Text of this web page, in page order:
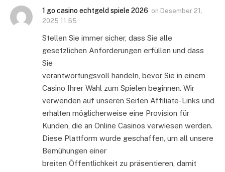
1 go casino echtgeld spiele 2026 on Desember 21,
2025 11:55
Stellen Sie immer sicher, dass Sie alle
gesetzlichen Anforderungen erfüllen und dass
Sie
verantwortungsvoll handeln, bevor Sie in einem
Casino Ihrer Wahl zum Spielen beginnen. Wir
verwenden auf unseren Seiten Affiliate-Links und
erhalten möglicherweise eine Provision für
Kunden, die an Online Casinos verwiesen werden.
Diese Plattform wurde geschaffen, um all unsere
Bemühungen einer
breiten Öffentlichkeit zu präsentieren, damit